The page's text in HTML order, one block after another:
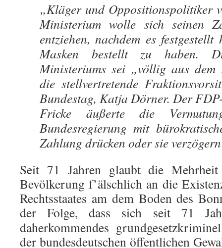
„Kläger und Oppositionspolitiker
Ministerium wolle sich seinen
entziehen, nachdem es
Masken bestellt zu haben.
Ministeriums sei „völlig aus dem
die stellvertretende
Bundestag, Katja Dörner. Der
Fricke äußerte die
Bundesregierung mit
Zahlung drücken oder sie
Seit 71 Jahren glaubt die Mehrheit
Bevölkerung f’älschlich an die
Rechtsstaates am dem Boden des
der Folge, dass sich seit 71
daherkommendes
der bundesdeutschen öffentlichen